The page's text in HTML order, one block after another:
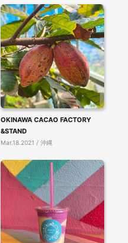
OKINAWA CACAO FACTORY
&STAND
Mar.18.2021 / 沖縄